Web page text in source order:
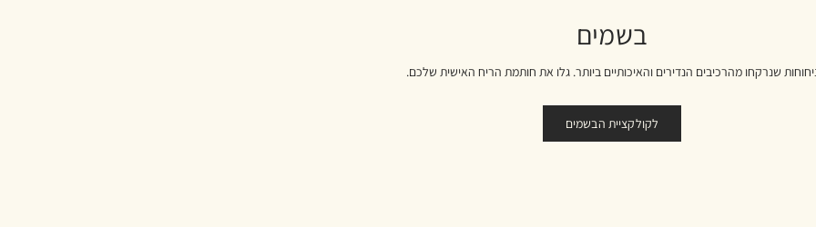
בשמים
שנרקחו מהרכיבים הנדירים והאיכותיים ביותר. גלו את חותמת הריח האישית שלכם.
לקולקציית הבשמים